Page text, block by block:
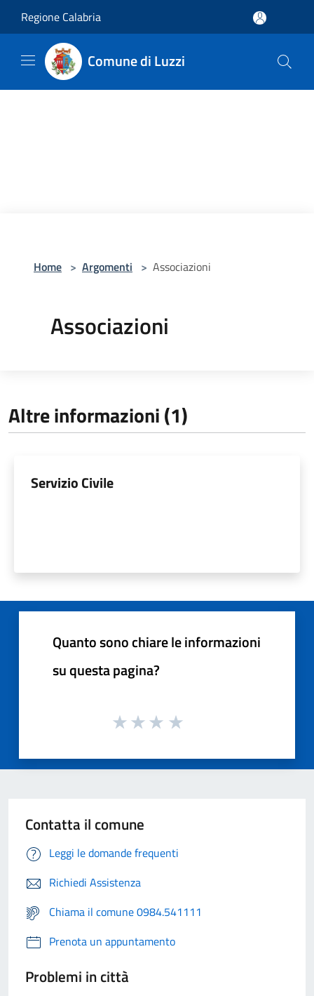
Regione Calabria
Comune di Luzzi
Home > Argomenti > Associazioni
Associazioni
Altre informazioni (1)
Servizio Civile
Quanto sono chiare le informazioni
su questa pagina?
Contatta il comune
Leggi le domande frequenti
Richiedi Assistenza
Chiama il comune 0984.541111
Prenota un appuntamento
Problemi in città